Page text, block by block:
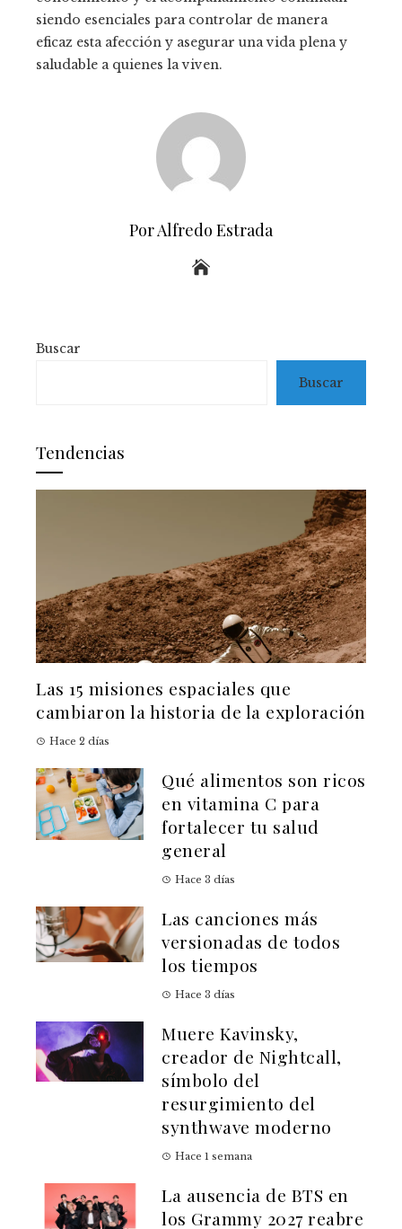
siendo esenciales para controlar de manera
eficaz esta afección y asegurar una vida plena y
saludable a quienes la viven.
Por Alfredo Estrada
Buscar
Buscar
Tendencias
Las 15 misiones espaciales que
cambiaron la historia de la exploración
Hace 2 días
Qué alimentos son ricos
en vitamina C para
fortalecer tu salud
general
Hace 3 días
Las canciones más
versionadas de todos
los tiempos
Hace 3 días
Muere Kavinsky,
creador de Nightcall,
símbolo del
resurgimiento del
synthwave moderno
Hace 1 semana
La ausencia de BTS en
los Grammy 2027 reabre